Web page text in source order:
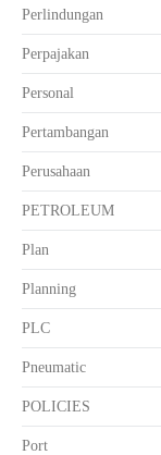
Perlindungan
Perpajakan
Personal
Pertambangan
Perusahaan
PETROLEUM
Plan
Planning
PLC
Pneumatic
POLICIES
Port